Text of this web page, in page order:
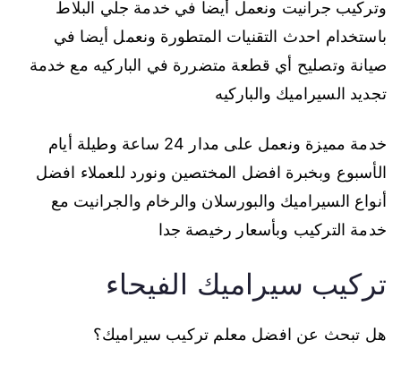
وتركيب جرانيت ونعمل أيضا في خدمة جلي البلاط
باستخدام احدث التقنيات المتطورة ونعمل أيضا في
صيانة وتصليح أي قطعة متضررة في الباركيه مع خدمة
تجديد السيراميك والباركيه
خدمة مميزة ونعمل على مدار 24 ساعة وطيلة أيام
الأسبوع وبخبرة افضل المختصين ونورد للعملاء افضل
أنواع السيراميك والبورسلان والرخام والجرانيت مع
خدمة التركيب وبأسعار رخيصة جدا
تركيب سيراميك الفيحاء
هل تبحث عن افضل معلم تركيب سيراميك؟